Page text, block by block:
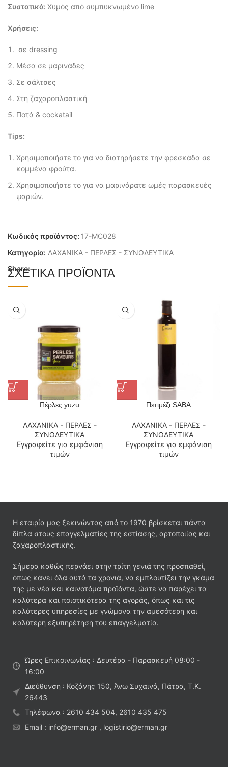
Συστατικά: Χυμός από συμπυκνωμένο lime
Χρήσεις:
σε dressing
Μέσα σε μαρινάδες
Σε σάλτσες
Στη ζαχαροπλαστική
Ποτά & cockatail
Tips:
Χρησιμοποιήστε το για να διατηρήσετε την φρεσκάδα σε
κομμένα φρούτα.
Χρησιμοποιήστε το για να μαρινάρατε ωμές παρασκευές
ψαριών.
Κωδικός προϊόντος: 17-MC028
Κατηγορία: ΛΑΧΑΝΙΚΑ - ΠΕΡΛΕΣ - ΣΥΝΟΔΕΥΤΙΚΑ
Share:
ΣΧΕΤΙΚΆ ΠΡΟΪΌΝΤΑ
Πέρλες yuzu
ΛΑΧΑΝΙΚΑ - ΠΕΡΛΕΣ -
ΣΥΝΟΔΕΥΤΙΚΑ
Εγγραφείτε για εμφάνιση
τιμών
Πετιμέζι SABA
ΛΑΧΑΝΙΚΑ - ΠΕΡΛΕΣ -
ΣΥΝΟΔΕΥΤΙΚΑ
Εγγραφείτε για εμφάνιση
τιμών
Η εταιρία μας ξεκινώντας από το 1970 βρίσκεται πάντα
δίπλα στους επαγγελματίες της εστίασης, αρτοποιίας και
ζαχαροπλαστικής.
Σήμερα καθώς περνάει στην τρίτη γενιά της προσπαθεί,
όπως κάνει όλα αυτά τα χρονιά, να εμπλουτίζει την γκάμα
της με νέα και καινοτόμα προϊόντα, ώστε να παρέχει τα
καλύτερα και ποιοτικότερα της αγοράς, όπως και τις
καλύτερες υπηρεσίες με γνώμονα την αμεσότερη και
καλύτερη εξυπηρέτηση του επαγγελματία.
Ώρες Επικοινωνίας : Δευτέρα - Παρασκευή 08:00 -
16:00
Διεύθυνση : Κοζάνης 150, Άνω Συχαινά, Πάτρα, Τ.Κ.
26443
Τηλέφωνα : 2610 434 504, 2610 435 475
Email : info@erman.gr , logistirio@erman.gr